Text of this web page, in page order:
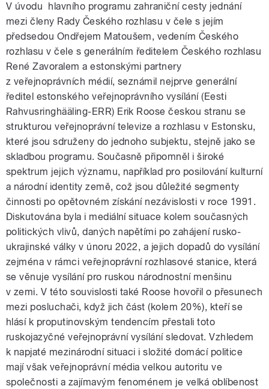
V úvodu hlavního programu zahraniční cesty jednání
mezi členy Rady Českého rozhlasu v čele s jejím
předsedou Ondřejem Matoušem, vedením Českého
rozhlasu v čele s generálním ředitelem Českého rozhlasu
René Zavoralem a estonskými partnery
z veřejnoprávních médií, seznámil nejprve generální
ředitel estonského veřejnoprávního vysílání (Eesti
Rahvusringhääling-ERR) Erik Roose českou stranu se
strukturou veřejnoprávní televize a rozhlasu v Estonsku,
které jsou sdruženy do jednoho subjektu, stejně jako se
skladbou programu. Současně připomněl i široké
spektrum jejich významu, například pro posilování kulturní
a národní identity země, což jsou důležité segmenty
činnosti po opětovném získání nezávislosti v roce 1991.
Diskutována byla i mediální situace kolem současných
politických vlivů, daných napětími po zahájení rusko-
ukrajinské války v únoru 2022, a jejich dopadů do vysílání
zejména v rámci veřejnoprávní rozhlasové stanice, která
se věnuje vysílání pro ruskou národnostní menšinu
v zemi. V této souvislosti také Roose hovořil o přesunech
mezi posluchači, když jich část (kolem 20%), kteří se
hlásí k proputinovským tendencím přestali toto
ruskojazyčné veřejnoprávní vysílání sledovat. Vzhledem
k napjaté mezinárodní situaci i složité domácí politice
mají však veřejnoprávní média velkou autoritu ve
společnosti a zajímavým fenoménem je velká oblíbenost